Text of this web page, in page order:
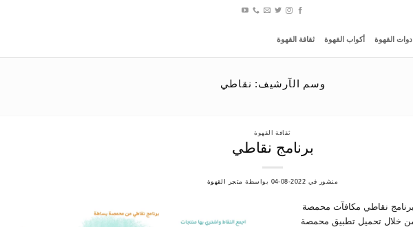
ادوات القهوة أكواب القهوة ثقافة القهوة
وسم الآرشيف: نقاطي
ثقافة القهوة
برنامج نقاطي
منشور في 2022-08-04 بواسطة متجر القهوة
نقاطي مكافآت محمصة
خلال تحميل تطبيق محمصة